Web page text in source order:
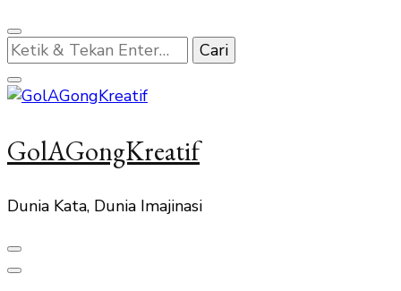
Mencari
Sesuatu?
GolAGongKreatif
Dunia Kata, Dunia Imajinasi